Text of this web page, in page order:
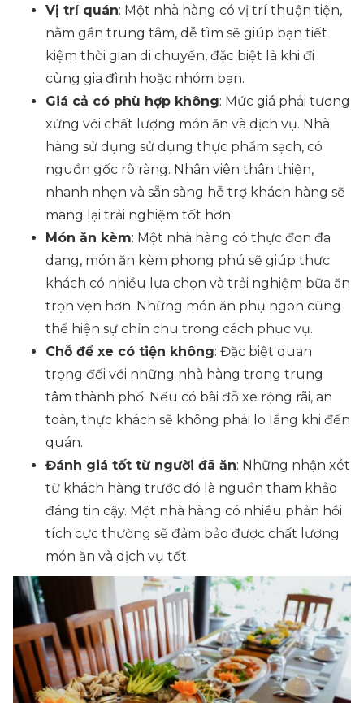
Vị trí quán: Một nhà hàng có vị trí thuận tiện,
nằm gần trung tâm, dễ tìm sẽ giúp bạn tiết
kiệm thời gian di chuyển, đặc biệt là khi đi
cùng gia đình hoặc nhóm bạn.
Giá cả có phù hợp không: Mức giá phải tương
xứng với chất lượng món ăn và dịch vụ. Nhà
hàng sử dụng sử dụng thực phẩm sạch, có
nguồn gốc rõ ràng. Nhân viên thân thiện,
nhanh nhẹn và sẵn sàng hỗ trợ khách hàng sẽ
mang lại trải nghiệm tốt hơn.
Món ăn kèm: Một nhà hàng có thực đơn đa
dạng, món ăn kèm phong phú sẽ giúp thực
khách có nhiều lựa chọn và trải nghiệm bữa ăn
trọn vẹn hơn. Những món ăn phụ ngon cũng
thể hiện sự chỉn chu trong cách phục vụ.
Chỗ để xe có tiện không: Đặc biệt quan
trọng đối với những nhà hàng trong trung
tâm thành phố. Nếu có bãi đỗ xe rộng rãi, an
toàn, thực khách sẽ không phải lo lắng khi đến
quán.
Đánh giá tốt từ người đã ăn: Những nhận xét
từ khách hàng trước đó là nguồn tham khảo
đáng tin cậy. Một nhà hàng có nhiều phản hồi
tích cực thường sẽ đảm bảo được chất lượng
món ăn và dịch vụ tốt.